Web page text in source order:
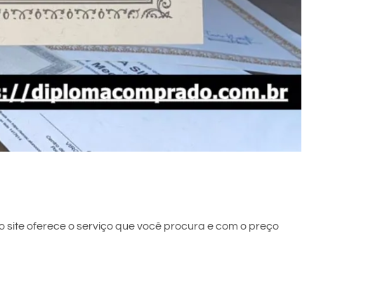
oferece o serviço que você procura e com o preço